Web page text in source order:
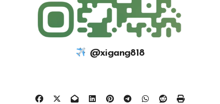
@xigang818